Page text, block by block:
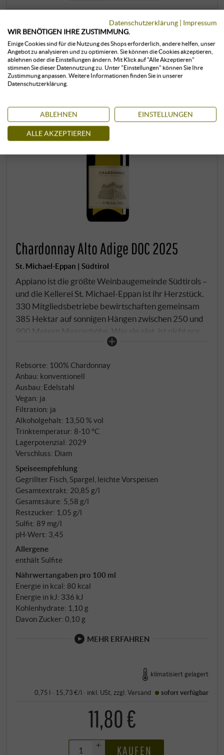
Chardonnay Alto Adige DOC 2025
St. Michael-Eppan | Südtirol
Appiano ist die größte Weinbaugemeinde Südtirols –
und die Kellerei St. Michael-Eppan ist ihr Herzstück.
330 Mitgliedsbetriebe bewirtschaften gemeinsam
385 Hektar auf sonnigen Hängen zwischen 250 und
900 Metern Meereshöhe. Was sie eint, ist nicht nur
die Geographie, sondern die Überzeugung, dass
dafür die richtigen Voraussetzungen bietet. Der
Chardonnay wächst auf rund 400 Metern entlang
der bekannten Südtiroler Weinstraße, auf
Moränenböden aus der Eiszeit – kalkhaltig, gut
durchlüftet, mit einer natürlichen Fähigkeit zur
langsamen Reife. Handlese, Verarbeitung im
Edelstahl: frisch und sortentypisch.
Rebsorte: 100% Chardonnay
Anbau: konventionell
Ausbau: Edelstahl
Vegan: ja
Filtration: ja
Alkoholgehalt: 13,50 % vol
Trinktemperatur: 8‑10 °C
Lagerpotenzial: 2029
Verschluss: Diam
Speiseempfehlung
Gegrillter Fisch, Spargel, leichte Vorspeisen
Gesamtextrakt: 20,85 g/l
Gesamtsäure: 5,58 g/l
Restzucker: 1,05 g/l
Sulfit: 89 mg/l
pH-Wert: 3,45
Allergene
enthält Sulfite
Nährwertangaben pro 100 ml
Energie in kcal: 80 kcal
Energie in kJ: 336 kJ
Kohlenhydrate: 1,10 g
Davon Zucker: 0,10 g
MEHR ERFAHREN
klimatisiert gelagert
0,75 l · 15,73 €/l · inkl. USt , zzgl.Versand sofort verfügbar
11,80 €
+
KAUFEN
Datenschutzerklärung | Impressum
WIR BENÖTIGEN IHRE ZUSTIMMUNG.
Einige Cookies sind für die Nutzung des Shops erforderlich, andere helfen, unser
Angebot zu analysieren und zu optimieren. Sie können die Cookies akzeptieren,
ablehnen oder die Einstellungen ändern. Mit Klick auf "Alle Akzeptieren"
stimmen Sie dieser Datennutzung zu. Unter "Einstellungen" können Sie Ihre
Zustimmung anpassen. Weitere Informationen finden Sie in unserer
Datenschutzerklärung.
ABLEHNEN EINSTELLUNGEN
ALLE AKZEPTIEREN